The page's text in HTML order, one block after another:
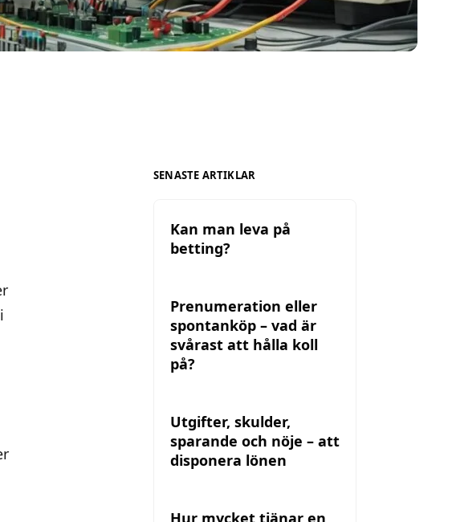
SENASTE ARTIKLAR
Kan man leva på
betting?
Prenumeration eller
spontanköp – vad är
svårast att hålla koll
på?
Utgifter, skulder,
sparande och nöje – att
disponera lönen
Hur mycket tjänar en